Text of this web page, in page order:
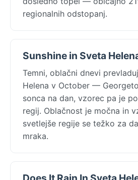
regionalnih odstopanj.
Sunshine in Sveta
Temni, oblačni dnevi
Helena v October —
sonca na dan, vzorec pa je
regij. Oblačnost je močna in
svetlejše regije se težko za
mraka.